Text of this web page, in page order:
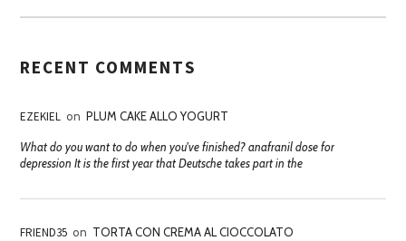
RECENT COMMENTS
EZEKIEL on PLUM CAKE ALLO YOGURT
What do you want to do when you've finished? anafranil dose for
depression It is the first year that Deutsche takes part in the
FRIEND35 on TORTA CON CREMA AL CIOCCOLATO